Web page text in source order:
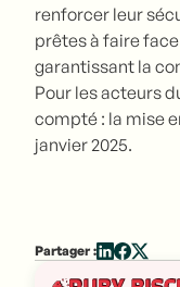
Partager :
renforcer leur
prêtes à faire
garantissant la
Pour les acteurs
compté : la mise
janvier 2025.